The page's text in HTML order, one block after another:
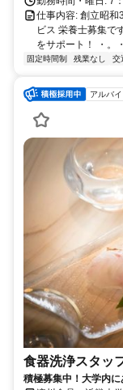
仕事内容: 創立昭和
ビス 栄養士募集で
をサポート！ ・。
固定時間制 残業なし 交
アルバ
食器洗浄スタッ
積極募集中！大学内に